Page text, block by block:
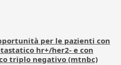
per le pazienti con
hr+/her2- e con
triplo negativo (mtnbc)